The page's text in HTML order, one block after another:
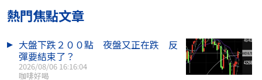
熱門焦點文章
大盤下跌２００點 夜盤又正在跌 反
彈要結束了？
2026/08/06 16:16:04
咖啡好喝